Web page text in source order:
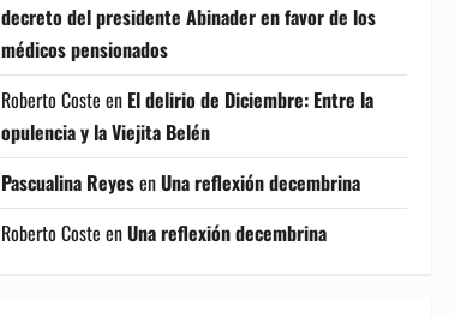
decreto del presidente Abinader en favor de los
médicos pensionados
Roberto Coste en El delirio de Diciembre: Entre la
opulencia y la Viejita Belén
Pascualina ReyesenUna reflexión decembrina
Roberto Coste enUna reflexión decembrina